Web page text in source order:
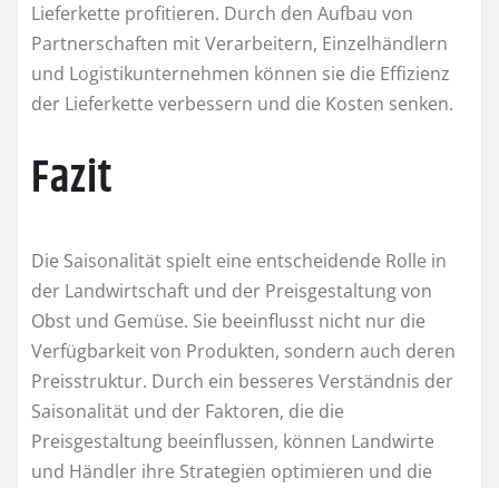
Lieferkette profitieren. Durch den Aufbau von
Partnerschaften mit Verarbeitern, Einzelhändlern
und Logistikunternehmen können sie die Effizienz
der Lieferkette verbessern und die Kosten senken.
Fazit
Die Saisonalität spielt eine entscheidende Rolle in
der Landwirtschaft und der Preisgestaltung von
Obst und Gemüse. Sie beeinflusst nicht nur die
Verfügbarkeit von Produkten, sondern auch deren
Preisstruktur. Durch ein besseres Verständnis der
Saisonalität und der Faktoren, die die
Preisgestaltung beeinflussen, können Landwirte
und Händler ihre Strategien optimieren und die